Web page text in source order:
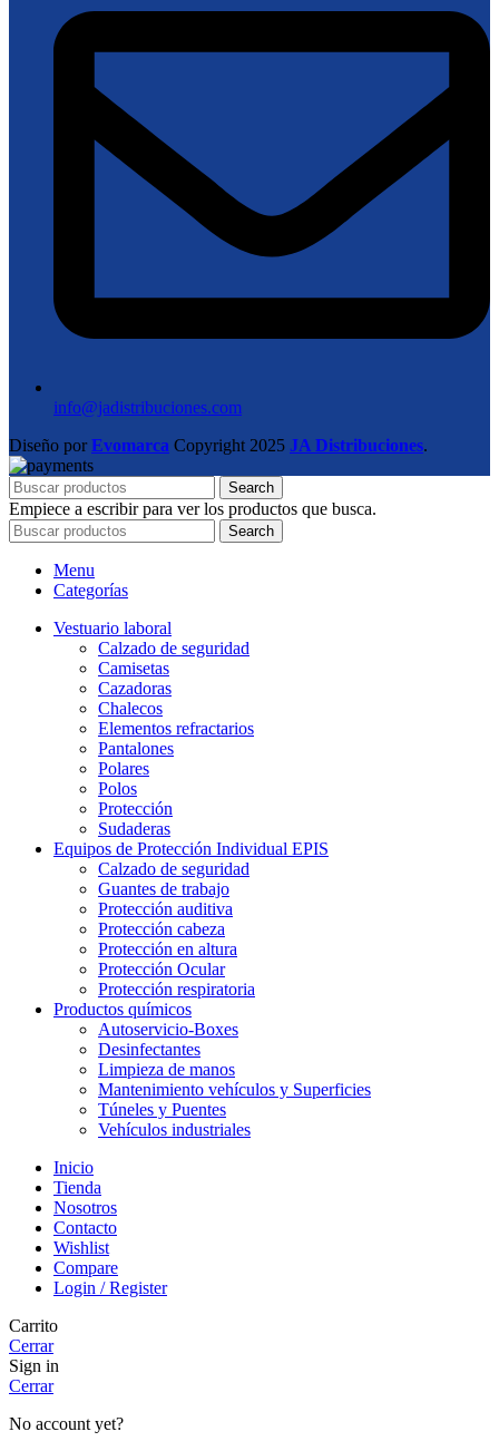
info@jadistribuciones.com
Diseño porEvomarca Copyright 2025 JA Distribuciones.
Search
Empiece a escribir para ver los productos que busca.
Search
Menu
Categorías
Vestuario laboral
Calzado de seguridad
Camisetas
Cazadoras
Chalecos
Elementos refractarios
Pantalones
Polares
Polos
Protección
Sudaderas
Equipos de Protección Individual EPIS
Calzado de seguridad
Guantes de trabajo
Protección auditiva
Protección cabeza
Protección en altura
Protección Ocular
Protección respiratoria
Productos químicos
Autoservicio-Boxes
Desinfectantes
Limpieza de manos
Mantenimiento vehículos y Superficies
Túneles y Puentes
Vehículos industriales
Inicio
Tienda
Nosotros
Contacto
Wishlist
Compare
Login / Register
Carrito
Cerrar
Sign in
Cerrar
No account yet?